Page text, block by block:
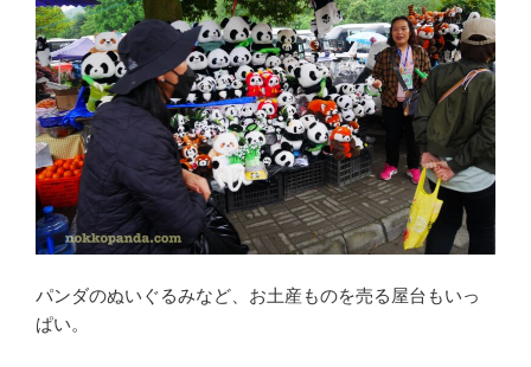
パンダのぬいぐるみなど、お土産ものを売る屋台もいっ
ぱい。